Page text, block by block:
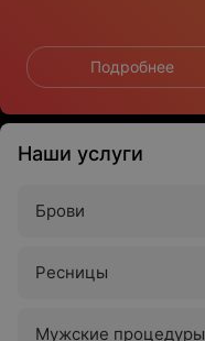
Подробнее
Наши услуги
Брови
Ресницы
Мужские процедуры